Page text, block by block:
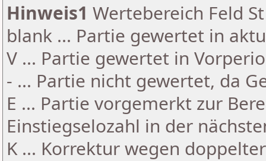
Hinweis1 Wertebereich Feld
blank ... Partie gewertet in
V ... Partie gewertet in
- ... Partie nicht gewertet, da
E ... Partie vorgemerkt zur
Einstiegselozahl in der
K ... Korrektur wegen